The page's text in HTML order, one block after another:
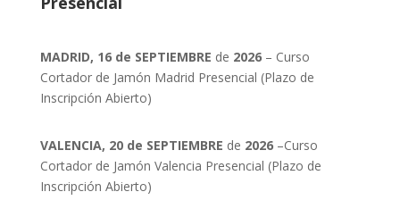
MADRID, 16 de SEPTIEMBRE de 2026– Curso
Cortador de Jamón Madrid Presencial (Plazo de
Inscripción Abierto)
VALENCIA, 20 de SEPTIEMBRE de 2026–Curso
Cortador de Jamón Valencia Presencial (Plazo de
Inscripción Abierto)